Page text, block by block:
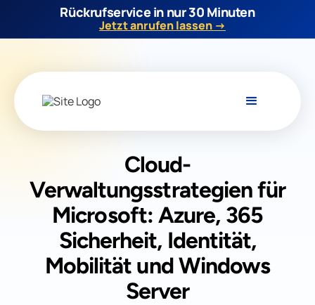
Rückrufservice in nur 30 Minuten
Jetzt anrufen lassen →
Cloud-
Verwaltungsstrategien für
Microsoft: Azure, 365
Sicherheit, Identität,
Mobilität und Windows
Server